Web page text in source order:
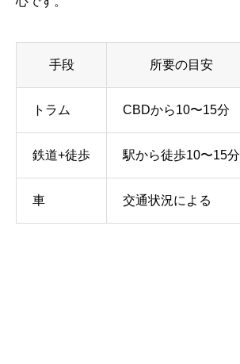
手段 所要の目安
トラム CBDから10〜15分
鉄道+徒歩 駅から徒歩10〜15分
車 交通状況による